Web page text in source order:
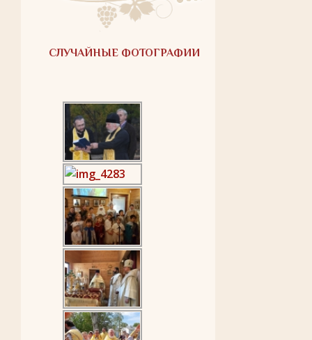
СЛУЧАЙНЫЕ ФОТОГРАФИИ